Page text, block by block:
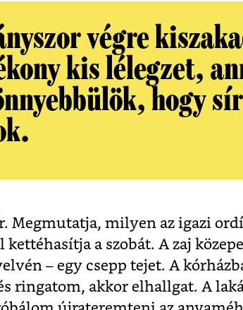
végre
kis lélegzet,
hogy
Megmutatja, milyen az igazi
a szobát. A zaj
– egy csepp tejet. A
ringatom, akkor elhallgat. A